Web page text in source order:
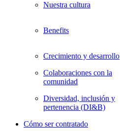
Nuestra cultura
Benefits
Crecimiento y desarrollo
Colaboraciones con la
comunidad
Diversidad, inclusión y
pertenencia (DI&B)
Cómo ser contratado